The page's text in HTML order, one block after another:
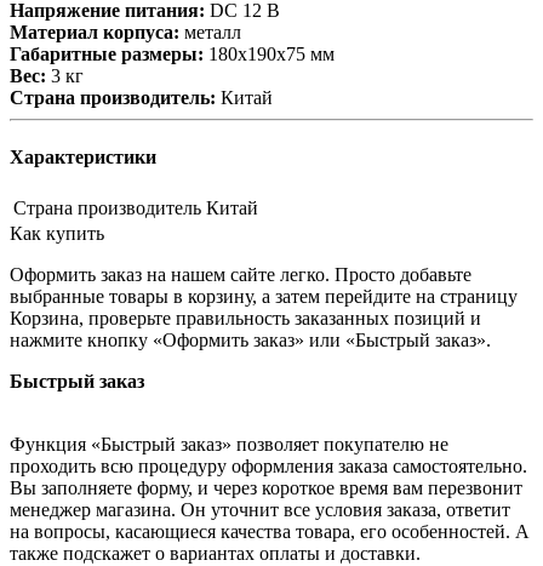
Напряжение питания: DC 12 В
Материал корпуса: металл
Габаритные размеры: 180х190х75 мм
Вес: 3 кг
Страна производитель: Китай
Характеристики
Страна производитель Китай
Как купить
Оформить заказ на нашем сайте легко. Просто добавьте
выбранные товары в корзину, а затем перейдите на страницу
Корзина, проверьте правильность заказанных позиций и
нажмите кнопку «Оформить заказ» или «Быстрый заказ».
Быстрый заказ
Функция «Быстрый заказ» позволяет покупателю не
проходить всю процедуру оформления заказа самостоятельно.
Вы заполняете форму, и через короткое время вам перезвонит
менеджер магазина. Он уточнит все условия заказа, ответит
на вопросы, касающиеся качества товара, его особенностей. А
также подскажет о вариантах оплаты и доставки.